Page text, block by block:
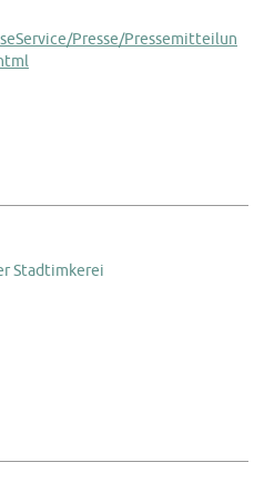
Presse/Pressemitteilun
Stadtimkerei